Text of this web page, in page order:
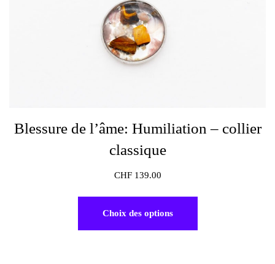
Blessure de l’âme: Humiliation – collier
classique
CHF139.00
Choix des options